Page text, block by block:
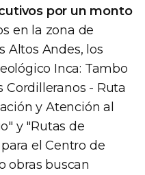
por un monto
en la zona de
Altos Andes, los
Inca: Tambo
Cordilleranos - Ruta
y Atención al
y "Rutas de
el Centro de
obras buscan